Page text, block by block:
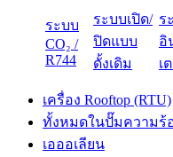
ระบบ
CO₂ /
R744
ระบบเปิด/
ปิดแบบ
ดั้งเดิม
ร
อิ
เ
เครื่อง Rooftop (RTU)
ทั้งหมดในปั๊มความร้
เอออเลียน